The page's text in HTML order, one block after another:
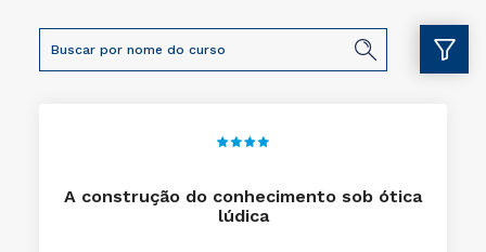
A construção do conhecimento sob ótica
lúdica